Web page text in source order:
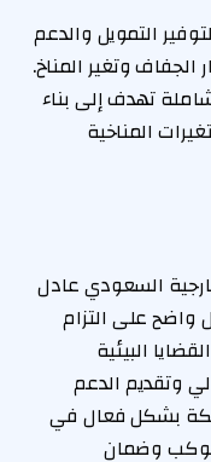
التمويل والدعم
الجفاف وتغير المناخ.
تهدف إلى بناء
المناخية
السعودي عادل
واضح على التزام
البيئية
وتقديم الدعم
بشكل فعال في
وضمان